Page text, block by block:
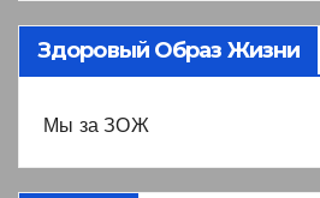
Здоровый Образ Жизни
Мы за ЗОЖ